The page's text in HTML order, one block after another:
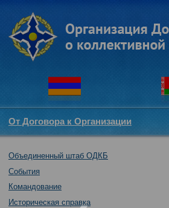
От Договора к Организации
Объединенный штаб ОДКБ
События
Командование
Историческая справка